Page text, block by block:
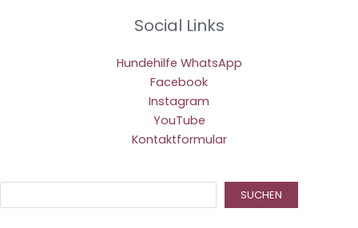
Social Links
Hundehilfe WhatsApp
Facebook
Instagram
YouTube
Kontaktformular
SUCHEN